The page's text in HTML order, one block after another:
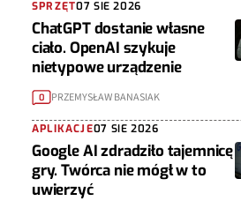
SPRZĘT07 SIE 2026
ChatGPT dostanie własne
ciało. OpenAI szykuje
nietypowe urządzenie
0 PRZEMYSŁAW BANASIAK
APLIKACJE07 SIE 2026
Google AI zdradziło tajemnicę
gry. Twórca nie mógł w to
uwierzyć